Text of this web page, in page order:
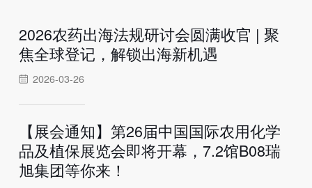
2026农药出海法规研讨会圆满收官 | 聚
焦全球登记，解锁出海新机遇
2026-03-26
【展会通知】第26届中国国际农用化学
品及植保展览会即将开幕，7.2馆B08瑞
旭集团等你来！